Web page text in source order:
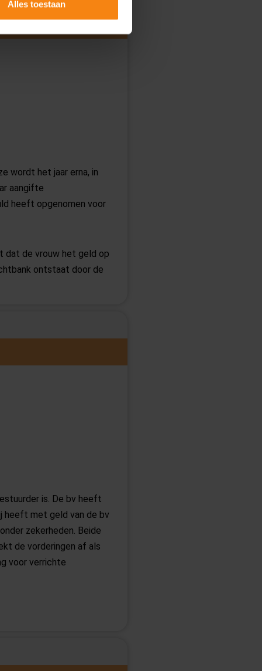
Alles toestaan
wordt het jaar erna, in
aangifte
heeft opgenomen voor
dat de vrouw het geld op
ontstaat door de
is. De bv heeft
heeft met geld van de bv
zekerheden. Beide
de vorderingen af als
voor verrichte